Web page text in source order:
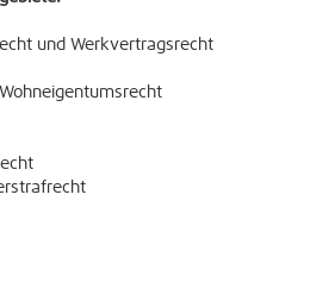
und Werkvertragsrecht